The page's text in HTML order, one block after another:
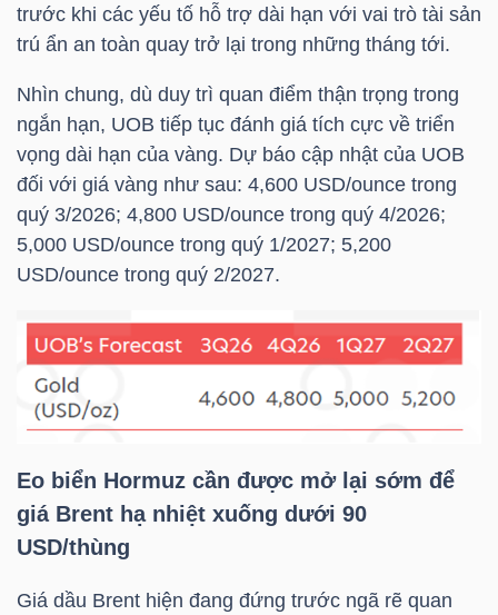
trước khi các yếu tố hỗ trợ dài hạn với vai trò tài sản
trú ẩn an toàn quay trở lại trong những tháng tới.
Nhìn chung, dù duy trì quan điểm thận trọng trong
ngắn hạn, UOB tiếp tục đánh giá tích cực về triển
vọng dài hạn của vàng. Dự báo cập nhật của UOB
đối với giá vàng như sau: 4,600 USD/ounce trong
quý 3/2026; 4,800 USD/ounce trong quý 4/2026;
5,000 USD/ounce trong quý 1/2027; 5,200
USD/ounce trong quý 2/2027.
Eo biển Hormuz cần được mở lại sớm để
giá Brent hạ nhiệt xuống dưới 90
USD/thùng
Giá dầu Brent hiện đang đứng trước ngã rẽ quan
giả
(-)
Báo
cáo
phân
tích
(-)
Thuật
ngữ
(-)
vụ
(-)